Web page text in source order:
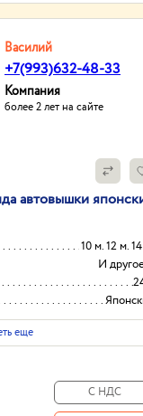
Василий
+7(993)632-48-33
Компания
более 2 лет на сайте
автовышки
10 м.
И
еще
С НДС